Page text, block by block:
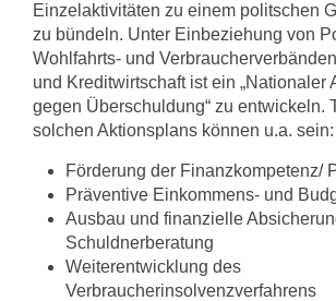
Einzelaktivitäten zu einem politschen
zu bündeln. Unter Einbeziehung von
Wohlfahrts- und
und Kreditwirtschaft ist ein „Nationaler
gegen Überschuldung“ zu entwickeln.
solchen Aktionsplans können u.a. sein:
Förderung der Finanzkompetenz/
Präventive Einkommens- und
Ausbau und finanzielle
Schuldnerberatung
Weiterentwicklung des
Verbraucherinsolvenzverfahrens